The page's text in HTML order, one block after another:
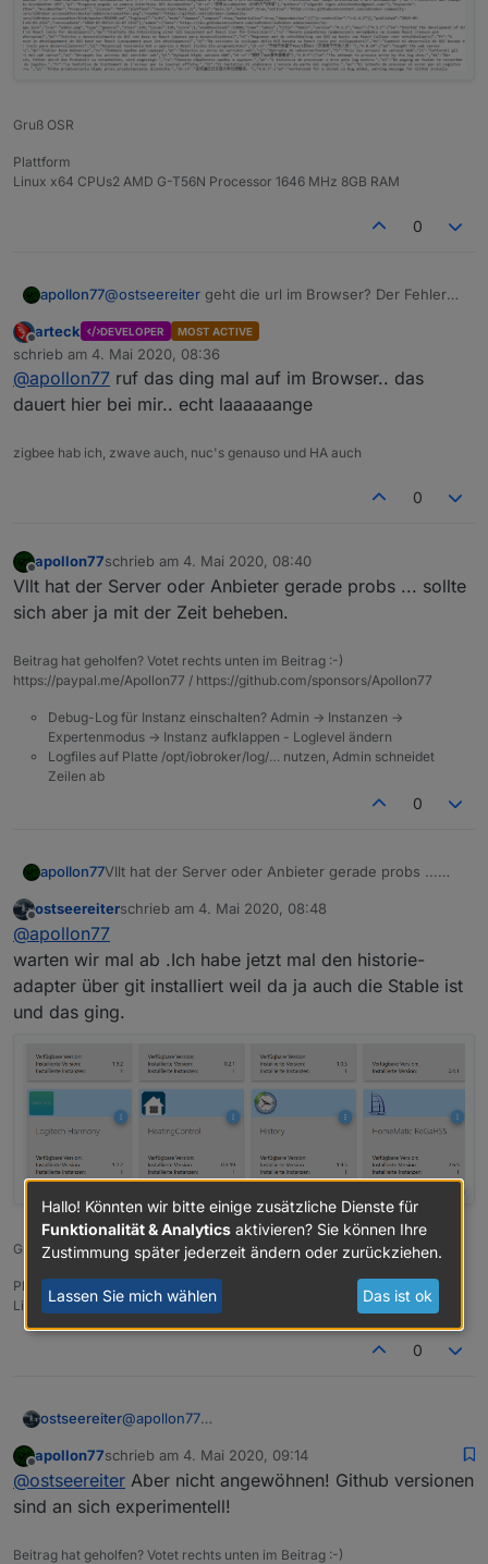
Gruß OSR
Plattform
Linux x64 CPUs2 AMD G-T56N Processor 1646 MHz 8GB RAM
0
apollon77@ostseereiter geht die url im Browser? Der Fehler
file lesen will ...
Offline
arteck DEVELOPER MOST ACTIVE
schrieb am 4. Mai 2020, 08:36
zuletzt editiert von
@apollon77 ruf das ding mal auf im Browser.. das
dauert hier bei mir.. echt laaaaaange
zigbee hab ich, zwave auch, nuc's genauso und HA auch
0
Offline
apollon77schrieb am 4. Mai 2020, 08:40
zuletzt editiert von
Vllt hat der Server oder Anbieter gerade probs ... sollte
sich aber ja mit der Zeit beheben.
Beitrag hat geholfen? Votet rechts unten im Beitrag :-)
https://paypal.me/Apollon77 / https://github.com/sponsors/Apollon77
Debug-Log für Instanz einschalten? Admin -> Instanzen ->
Expertenmodus -> Instanz aufklappen - Loglevel ändern
Logfiles auf Platte /opt/iobroker/log/… nutzen, Admin schneidet
Zeilen ab
0
apollon77Vllt hat der Server oder Anbieter gerade probs ...
Offline
ostseereiterschrieb am 4. Mai 2020, 08:48
zuletzt editiert von
@apollon77
warten wir mal ab .Ich habe jetzt mal den historie-
adapter über git installiert weil da ja auch die Stable ist
und das ging.
Gruß OSR
Plattform
Linux x64 CPUs2 AMD G-T56N Processor 1646 MHz 8GB RAM
0
ostseereiter@apollon77
adapter über git installiert weil da ja auch die
Stable ist und das ging.
Offline
apollon77schrieb am 4. Mai 2020, 09:14
zuletzt editiert von
@ostseereiter Aber nicht angewöhnen! Github versionen
sind an sich experimentell!
Beitrag hat geholfen? Votet rechts unten im Beitrag :-)
Hallo! Könnten wir bitte einige zusätzliche Dienste für
Funktionalität & Analytics aktivieren? Sie können Ihre
Zustimmung später jederzeit ändern oder zurückziehen.
Lassen Sie mich wählen Das ist ok